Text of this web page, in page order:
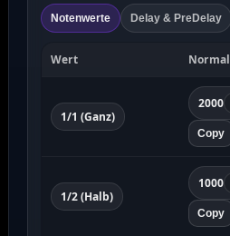
Notenwerte Delay & PreDelay
Wert Normal
1/1 (Ganz)
2000
Copy
1/2 (Halb)
1000
Copy